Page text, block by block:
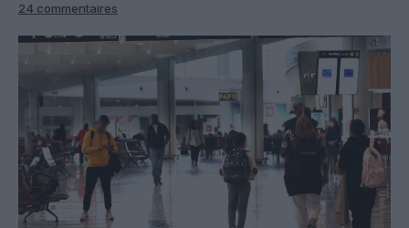
24 commentaires